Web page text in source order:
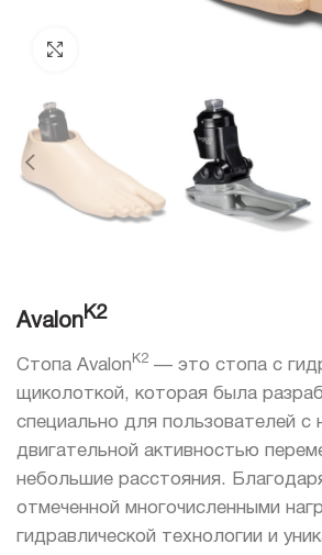
AvalonK2
Стопа Avalon K2 — это стопа с
щиколоткой, которая была
специально для пользователей с
двигательной активностью
небольшие расстояния.
отмеченной многочисленными
гидравлической технологии и